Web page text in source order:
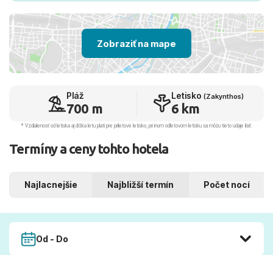
Zobraziť na mape
Pláž
700 m
Letisko (Zakynthos)
6 km
* Vzdialenosť od letiska aj dľžka letu platí pre príletové letisko, pri inom odletovom letisku sa môžu tieto údaje líšiť.
Termíny a ceny tohto hotela
Najlacnejšie Najbližší termín Počet nocí
Od - Do